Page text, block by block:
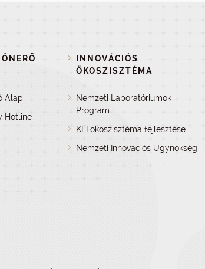
Alap
Hotline
INNOVÁCIÓS
ÖKOSZISZTÉMA
Nemzeti Laboratóriumok
Program
KFI ökoszisztéma fejlesztése
Nemzeti Innovációs Ügynökség